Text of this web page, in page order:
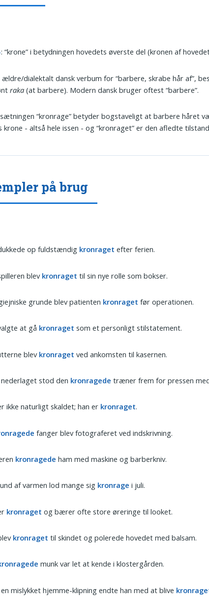
: “krone” i betydningen hovedets øverste del (kronen af
ældre/dialektalt dansk verbum for “barbere, skrabe hår af”,
raka (at barbere). Modern dansk bruger oftest “barbere”.
“kronrage” betyder bogstaveligt at barbere håret
krone - altså hele issen - og “kronraget” er den afledte
på brug
op fuldstændig kronraget efter ferien.
blevkronraget til sin nye rolle som bokser.
grunde blev patienten kronraget før operationen.
at gå kronraget som et personligt stilstatement.
blev kronraget ved ankomsten til kasernen.
stod den kronragede træner frem for pressen
ikke naturligt skaldet; han er kronraget.
fanger blev fotograferet ved indskrivning.
kronragede ham med maskine og barberkniv.
af varmen lod mange sig kronrage i juli.
kronraget og bærer ofte store øreringe til looket.
kronraget til skindet og polerede hovedet med balsam.
munk var let at kende i klostergården.
mislykket hjemme-klipning endte han med at blive